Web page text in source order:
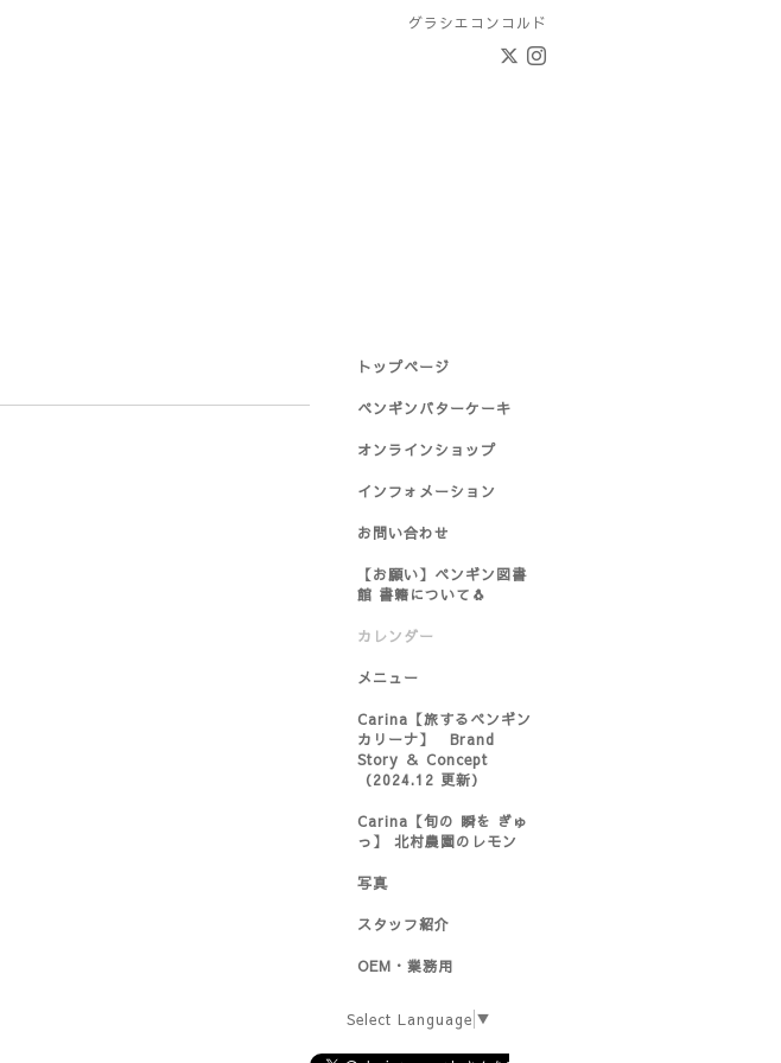
グラシエコンコルド
トップページ
ペンギンバターケーキ
オンラインショップ
インフォメーション
お問い合わせ
【お願い】ペンギン図書
館 書籍について🐧
カレンダー
メニュー
Carina【旅するペンギン
カリーナ】 Brand
Story ＆ Concept
（2024.12 更新）
Carina【旬の 瞬を ぎゅ
っ】 北村農園のレモン
写真
スタッフ紹介
OEM・業務用
Select Language ▼